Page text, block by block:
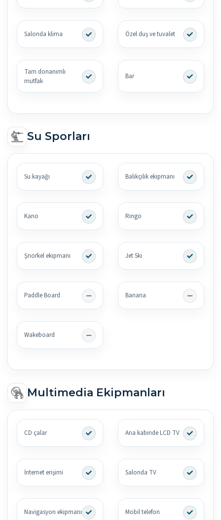
Salonda klima Özel duş ve tuvalet
Tam donanımlı
mutfak
Bar
Su Sporları
Su kayağı Balıkçılık ekipmanı
Kano Ringo
Şnorkel ekipmanı Jet Ski
Paddle Board Banana
Wakeboard
Multimedia Ekipmanları
CD çalar Ana kabinde LCD TV
İnternet erişimi Salonda TV
Navigasyon ekipmanı Mobil telefon